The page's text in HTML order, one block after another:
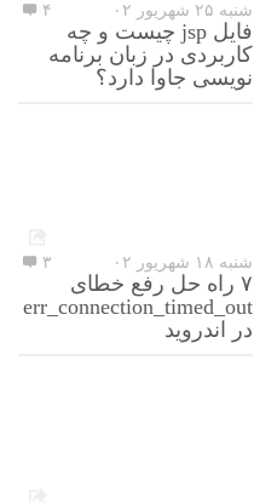
شنبه ۲۵ شهریور ۰۲ ۴
فایل jsp چیست و چه
کاربردی در زبان برنامه
نویسی جاوا دارد؟
شنبه ۱۸ شهریور ۰۲ ۳
۷ راه حل رفع خطای
err_connection_timed_out
در اندروید